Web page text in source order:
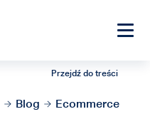
Przejdź do treści
Blog Ecommerce